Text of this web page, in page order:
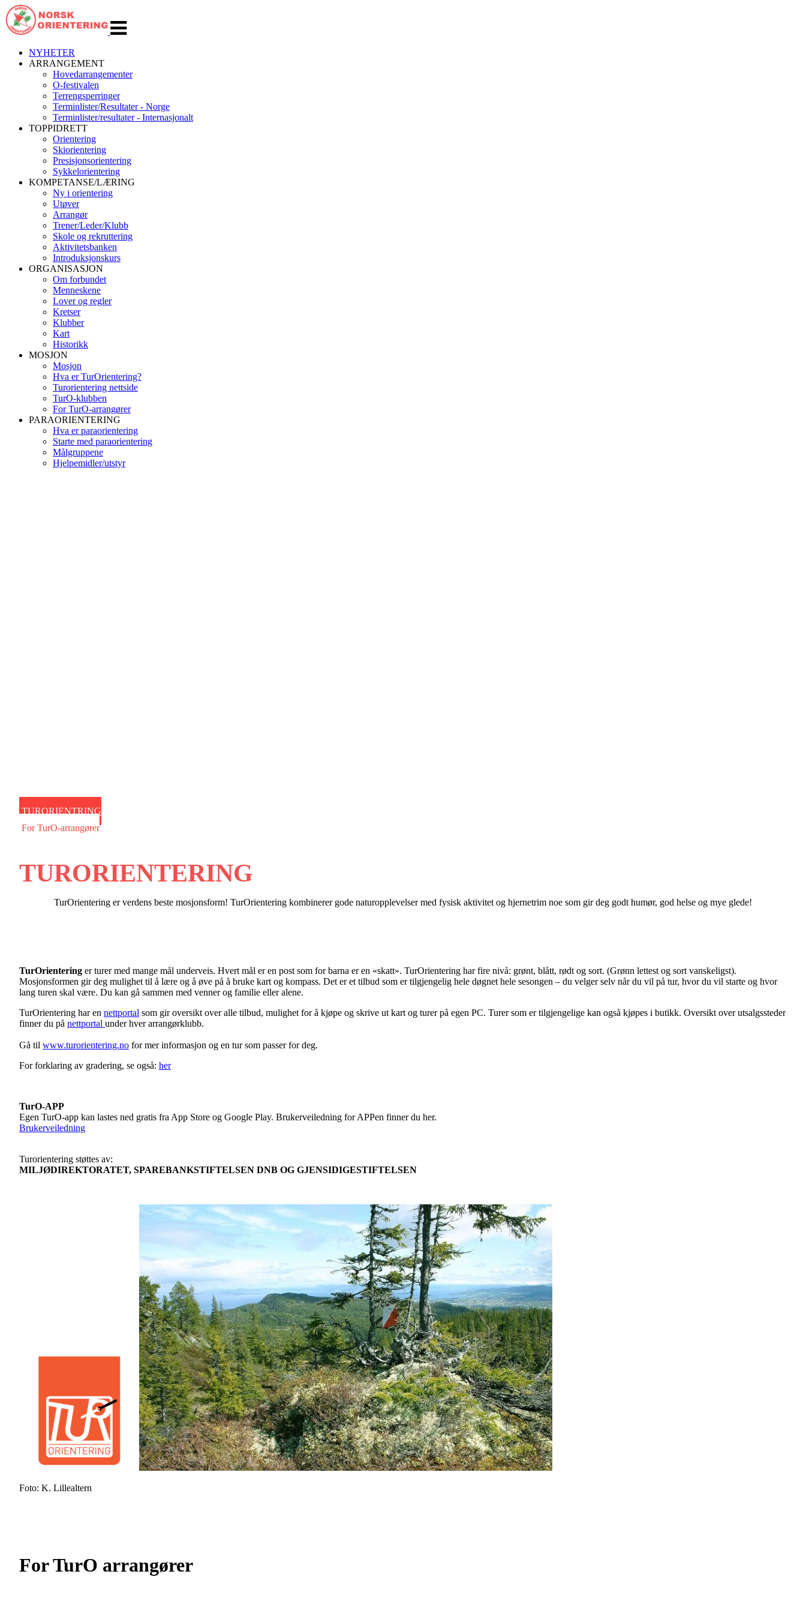
navigasjon
NYHETER
ARRANGEMENT
Hovedarrangementer
O-festivalen
Terrengsperringer
Terminlister/Resultater - Norge
Terminlister/resultater - Internasjonalt
TOPPIDRETT
Orientering
Skiorientering
Presisjonsorientering
Sykkelorientering
KOMPETANSE/LÆRING
Ny i orientering
Utøver
Arrangør
Trener/Leder/Klubb
Skole og rekruttering
Aktivitetsbanken
Introduksjonskurs
ORGANISASJON
Om forbundet
Menneskene
Lover og regler
Kretser
Klubber
Kart
Historikk
MOSJON
Mosjon
Hva er TurOrientering?
Turorientering nettside
TurO-klubben
For TurO-arrangører
PARAORIENTERING
Hva er paraorientering
Starte med paraorientering
Målgruppene
Hjelpemidler/utstyr
TURORIENTRING
For TurO-arrangører
TURORIENTERING
TurOrientering er verdens beste mosjonsform! TurOrientering kombinerer gode naturopplevelser med fysisk aktivitet og hjernetrim noe som gir deg godt humør, god helse og mye glede!
TurOrientering er turer med mange mål underveis. Hvert mål er en post som for barna er en «skatt». TurOrientering har fire nivå: grønt, blått, rødt og sort. (Grønn lettest og sort vanskeligst).
Mosjonsformen gir deg mulighet til å lære og å øve på å bruke kart og kompass. Det er et tilbud som er tilgjengelig hele døgnet hele sesongen – du velger selv når du vil på tur, hvor du vil starte og hvor
lang turen skal være. Du kan gå sammen med venner og familie eller alene.
TurOrientering har en nettportal som gir oversikt over alle tilbud, mulighet for å kjøpe og skrive ut kart og turer på egen PC. Turer som er tilgjengelige kan også kjøpes i butikk. Oversikt over utsalgssteder
finner du på nettportal under hver arrangørklubb.
Gå til www.turorientering.no for mer informasjon og en tur som passer for deg.
For forklaring av gradering, se også: her
TurO-APP
Egen TurO-app kan lastes ned gratis fra App Store og Google Play. Brukerveiledning for APPen finner du her.
Brukerveiledning
Turorientering støttes av:
MILJØDIREKTORATET, SPAREBANKSTIFTELSEN DNB OG GJENSIDIGESTIFTELSEN
Foto: K. Lillealtern
For TurO arrangører